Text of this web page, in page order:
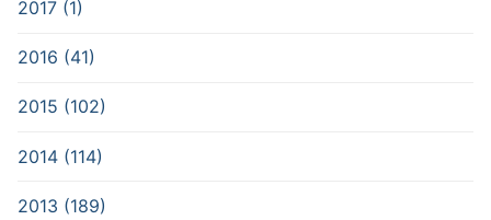
2017 (1)
2016 (41)
2015 (102)
2014 (114)
2013 (189)